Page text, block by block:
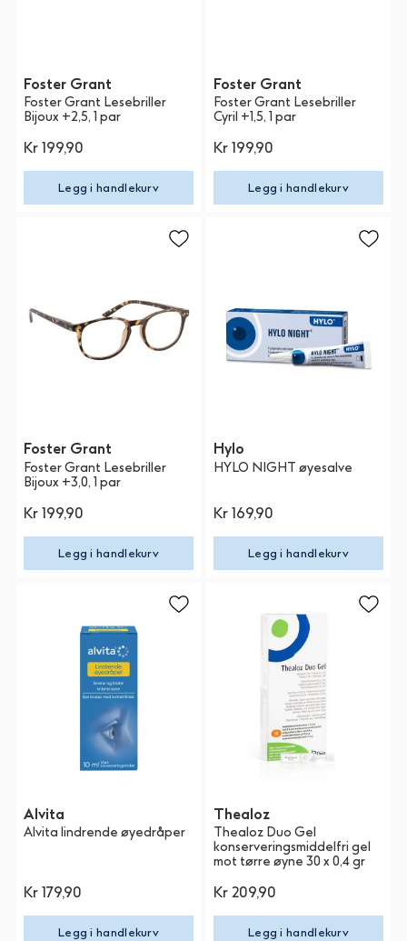
Foster Grant
Foster Grant Lesebriller
Bijoux +2,5, 1 par
Kr 199,90
Legg i handlekurv
Foster Grant
Foster Grant Lesebriller
Cyril +1,5, 1 par
Kr 199,90
Legg i handlekurv
Foster Grant
Foster Grant Lesebriller
Bijoux +3,0, 1 par
Kr 199,90
Legg i handlekurv
Hylo
HYLO NIGHT øyesalve
Kr 169,90
Legg i handlekurv
Alvita
Alvita lindrende øyedråper
Kr 179,90
Legg i handlekurv
Thealoz
Thealoz Duo Gel
konserveringsmiddelfri gel
mot tørre øyne 30 x 0,4 gr
Kr 209,90
Legg i handlekurv